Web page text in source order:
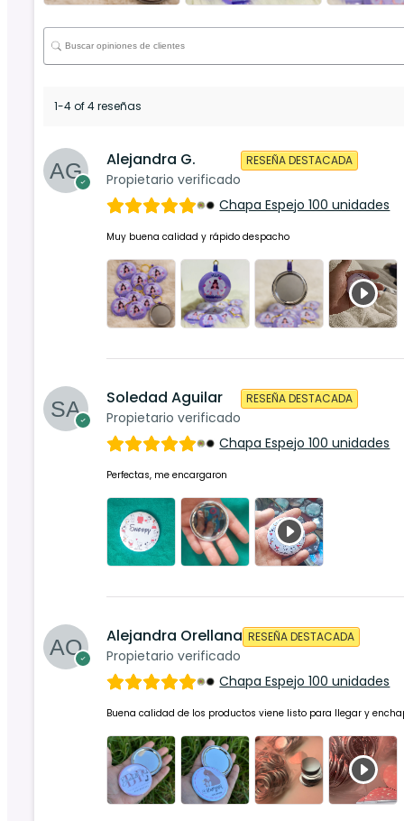
1-4 of 4 reseñas
Alejandra G.
Propietario verificado
RESEÑA DESTACADA
Chapa Espejo 100 unidades
Muy buena calidad y rápido despacho
Soledad Aguilar
Propietario verificado
RESEÑA DESTACADA
Chapa Espejo 100 unidades
Perfectas, me encargaron
Alejandra Orellana
Propietario verificado
RESEÑA DESTACADA
Chapa Espejo 100 unidades
Buena calidad de los productos viene listo para llegar y